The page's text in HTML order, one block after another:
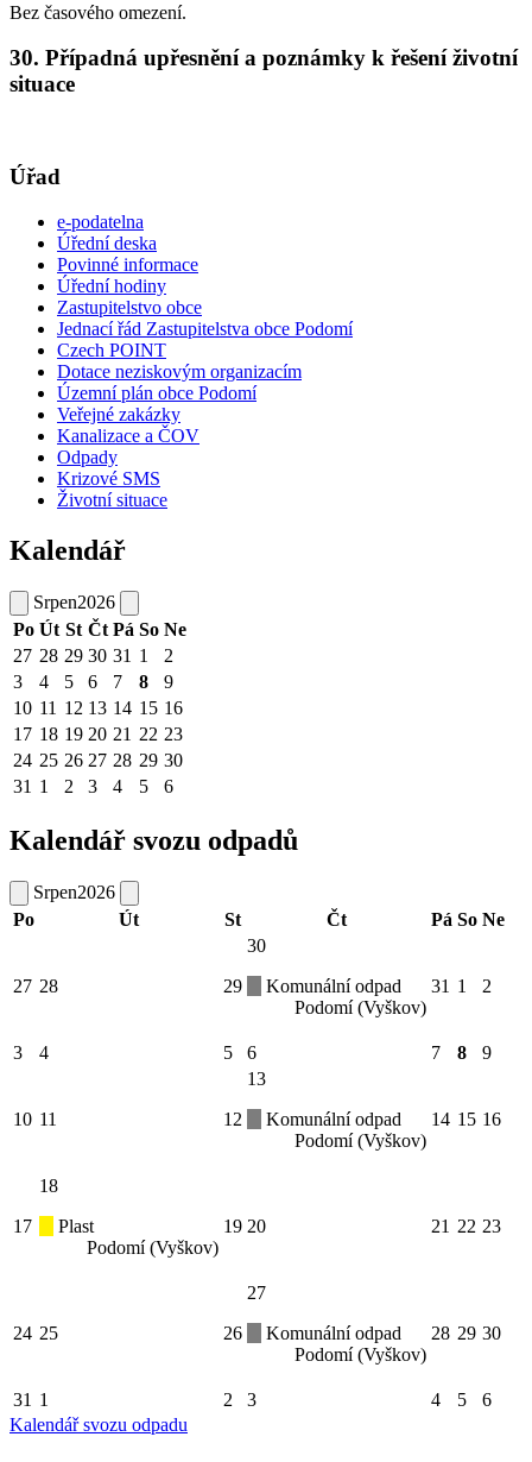
Bez časového omezení.
30. Případná upřesnění a poznámky k řešení životní
situace
Úřad
e-podatelna
Úřední deska
Povinné informace
Úřední hodiny
Zastupitelstvo obce
Jednací řád Zastupitelstva obce Podomí
Czech POINT
Dotace neziskovým organizacím
Územní plán obce Podomí
Veřejné zakázky
Kanalizace a ČOV
Odpady
Krizové SMS
Životní situace
Kalendář
Srpen2026
Po Út St Čt Pá So Ne
27 28 29 30 31 1
2
3
4 5 6 7 8
9
10 11 12 13 14 15 16
17 18 19 20 21 22 23
24 25 26 27 28 29 30
31 1 2 3 4 5 6
Kalendář svozu odpadů
Srpen2026
Po
Út St Čt Pá So Ne
27 28 29
30
Komunální odpad
Podomí (Vyškov)
31 1 2
3 4 5 6 7 8 9
10 11 12
13
Komunální odpad
Podomí (Vyškov)
14 15 16
17
18
Plast
Podomí (Vyškov)
19 20 21 22 23
24 25 26
27
Komunální odpad
Podomí (Vyškov)
28 29 30
31 1 2 3 4 5
6
Kalendář svozu odpadu